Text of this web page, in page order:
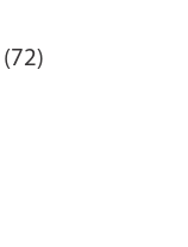
(72)